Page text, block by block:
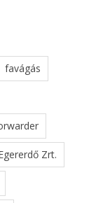
favágás
Zrt.